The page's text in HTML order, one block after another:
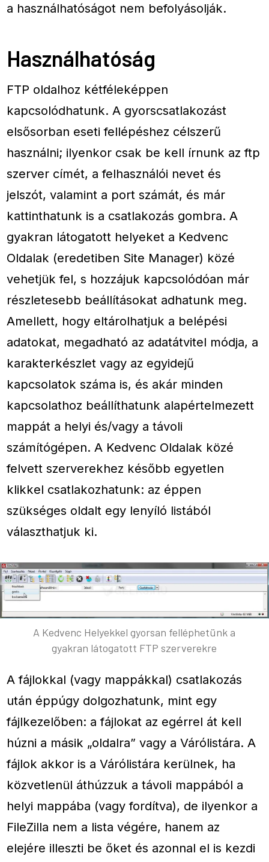
a használhatóságot nem befolyásolják.
Használhatóság
FTP oldalhoz kétféleképpen
kapcsolódhatunk. A gyorscsatlakozást
elsősorban eseti fellépéshez célszerű
használni; ilyenkor csak be kell írnunk az ftp
szerver címét, a felhasználói nevet és
jelszót, valamint a port számát, és már
kattinthatunk is a csatlakozás gombra. A
gyakran látogatott helyeket a Kedvenc
Oldalak (eredetiben Site Manager) közé
vehetjük fel, s hozzájuk kapcsolódóan már
részletesebb beállításokat adhatunk meg.
Amellett, hogy eltárolhatjuk a belépési
adatokat, megadható az adatátvitel módja, a
karakterkészlet vagy az egyidejű
kapcsolatok száma is, és akár minden
kapcsolathoz beállíthatunk alapértelmezett
mappát a helyi és/vagy a távoli
számítógépen. A Kedvenc Oldalak közé
felvett szerverekhez később egyetlen
klikkel csatlakozhatunk: az éppen
szükséges oldalt egy lenyíló listából
választhatjuk ki.
A Kedvenc Helyekkel gyorsan felléphetünk a
gyakran látogatott FTP szerverekre
A fájlokkal (vagy mappákkal) csatlakozás
után éppúgy dolgozhatunk, mint egy
fájlkezelőben: a fájlokat az egérrel át kell
húzni a másik „oldalra” vagy a Várólistára. A
fájlok akkor is a Várólistára kerülnek, ha
közvetlenül áthúzzuk a távoli mappából a
helyi mappába (vagy fordítva), de ilyenkor a
FileZilla nem a lista végére, hanem az
elejére illeszti be őket és azonnal el is kezdi